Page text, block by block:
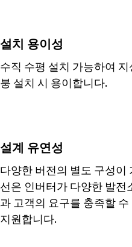
설치 용이성
수직 수평 설치 가능하여 지
붕 설치 시 용이합니다.
설계 유연성
다양한 버전의 별도 구성이
선은 인버터가 다양한 발전
과 고객의 요구를 충족할
지원합니다.